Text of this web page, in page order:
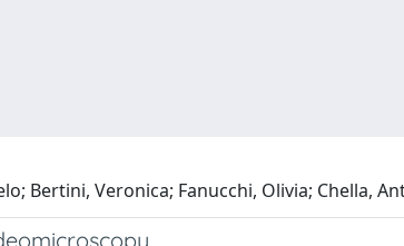
Bertini, Veronica; Fanucchi, Olivia; Chella,